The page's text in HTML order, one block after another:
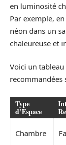
en luminosité
Par exemple,
néon dans un
chaleureuse et
Voici un
recommandées
Type
d’Espace
Chambre